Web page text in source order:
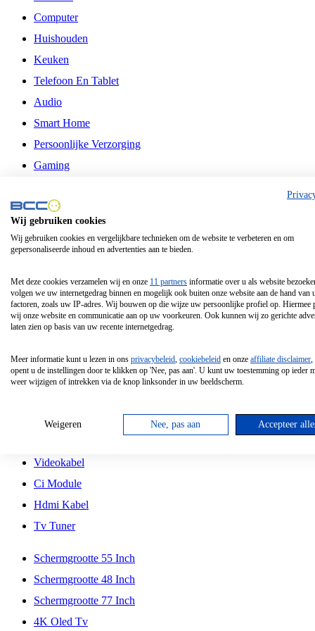
Computer
Huishouden
Keuken
Telefoon En Tablet
Audio
Smart Home
Persoonlijke Verzorging
Gaming
Philips
Schermgrootte 24 Inch
Schermgrootte 85 Inch
Schermgrootte 98 Inch
Tcl
Hd Led Tv
Antennekabel
Videokabel
Ci Module
Hdmi Kabel
Tv Tuner
Schermgrootte 55 Inch
Schermgrootte 48 Inch
Schermgrootte 77 Inch
4K Oled Tv
Wij gebruiken cookies
Wij gebruiken cookies en vergelijkbare technieken om de website te verbeteren en om
gepersonaliseerde inhoud en advertenties aan te bieden.
Met deze cookies verzamelen wij en onze 11 partners informatie over u als website
volgen we uw internetgedrag binnen en mogelijk ook buiten onze website aan de hand van
factoren, zoals uw IP-adres. Wij bouwen op die wijze uw persoonlijke profiel op. Hiermee
wij onze website en communicatie aan op uw voorkeuren. Ook kunnen wij zo gerichte
laten zien op basis van uw recente internetgedrag.
Meer informatie kunt u lezen in ons privacybeleid, cookiebeleid en onze affiliate disclaimer,
opent u de instellingen door te klikken op 'Nee, pas aan'. U kunt uw toestemming op ieder
weer wijzigen of intrekken via de knop linksonder in uw beeldscherm.
Weigeren Nee, pas aan Accepteer